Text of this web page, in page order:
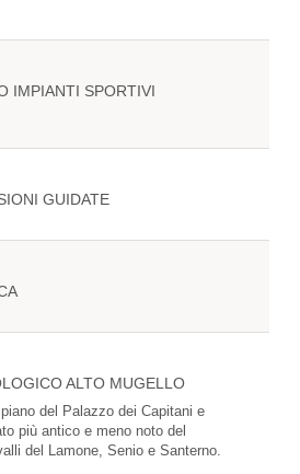
IMPIANTI SPORTIVI
GUIDATE
ALTO MUGELLO
del Palazzo dei Capitani e
più antico e meno noto del
del Lamone, Senio e Santerno.